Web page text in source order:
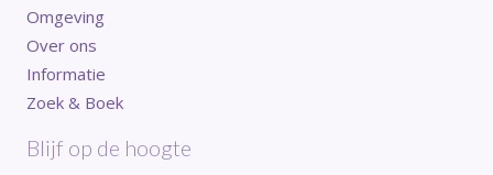
Omgeving
Over ons
Informatie
Zoek & Boek
Blijf op de hoogte